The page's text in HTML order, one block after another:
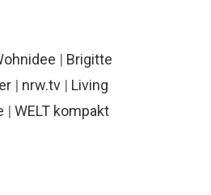
| Brigitte
| nrw.tv | Living
| WELT kompakt